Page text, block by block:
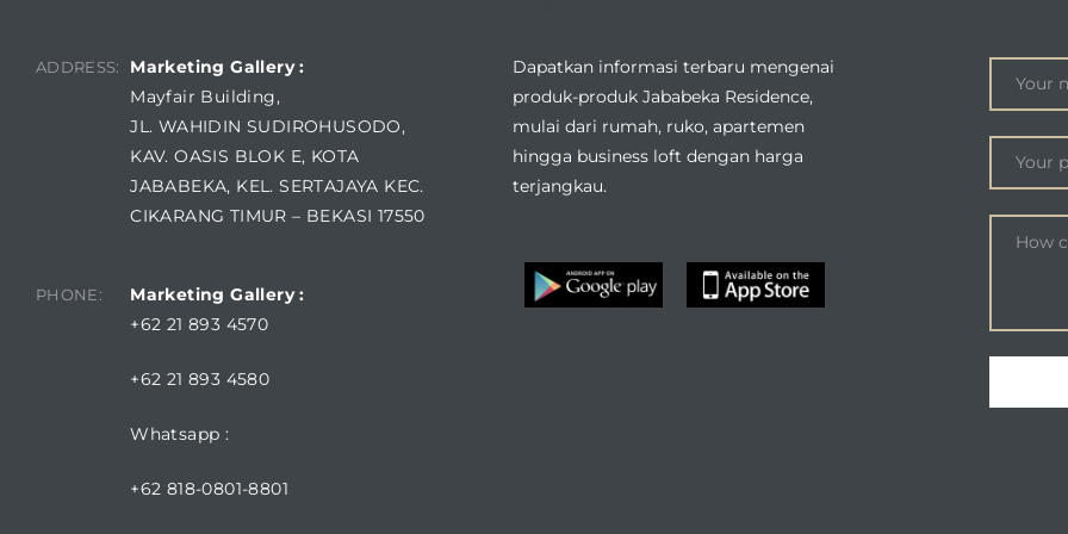
ADDRESS:
Marketing Gallery :
Mayfair Building,
JL. WAHIDIN SUDIROHUSODO,
KAV. OASIS BLOK E, KOTA
JABABEKA, KEL. SERTAJAYA KEC.
CIKARANG TIMUR – BEKASI 17550
PHONE:
Marketing Gallery :
+62 21 893 4570
+62 21 893 4580
Whatsapp :
+62 818-0801-8801
Dapatkan informasi terbaru mengenai
produk-produk Jababeka Residence,
mulai dari rumah, ruko, apartemen
hingga business loft dengan harga
terjangkau.